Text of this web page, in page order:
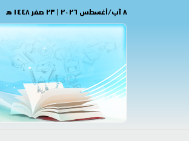
٨ آب/أغسطس ٢٠٢٦ | ٢٣ صفر ١٤٤٨ هـ